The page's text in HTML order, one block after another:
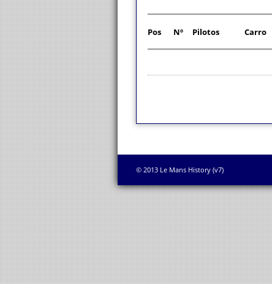
Pos Nº Pilotos Carro
© 2013 Le Mans History (v7)